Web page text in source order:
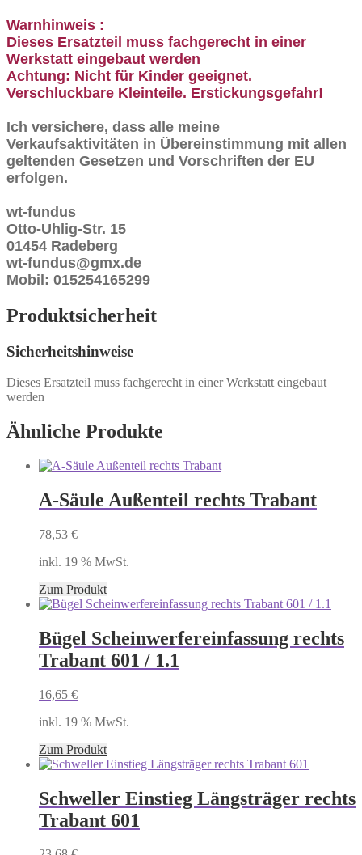
Warnhinweis :
Dieses Ersatzteil muss fachgerecht in einer
Werkstatt eingebaut werden
Achtung: Nicht für Kinder geeignet.
Verschluckbare Kleinteile. Erstickungsgefahr!
Ich versichere, dass alle meine
Verkaufsaktivitäten in Übereinstimmung mit allen
geltenden Gesetzen und Vorschriften der EU
erfolgen.
wt-fundus
Otto-Uhlig-Str. 15
01454 Radeberg
wt-fundus@gmx.de
Mobil: 015254165299
Produktsicherheit
Sicherheitshinweise
Dieses Ersatzteil muss fachgerecht in einer Werkstatt eingebaut
werden
Ähnliche Produkte
A-Säule Außenteil rechts Trabant
78,53 €
inkl. 19 % MwSt.
Zum Produkt
Bügel Scheinwerfereinfassung rechts
Trabant 601 / 1.1
16,65 €
inkl. 19 % MwSt.
Zum Produkt
Schweller Einstieg Längsträger rechts
Trabant 601